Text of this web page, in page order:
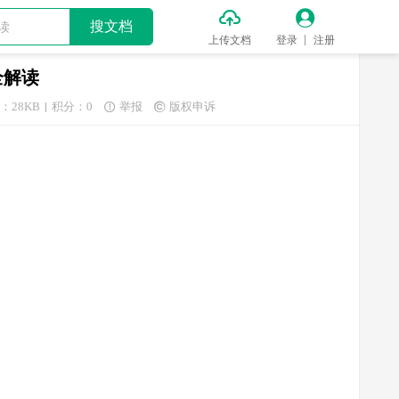
搜文档 
上传文档

登录 注册
读
28KB 积分：0  举报  版权申诉